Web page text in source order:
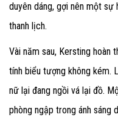
duyên dáng, gợi nên một
thanh lịch.
Vài năm sau, Kersting hoàn
tính biểu tượng không kém.
nữ lại đang ngồi vá lại đồ.
phòng ngập trong ánh sáng